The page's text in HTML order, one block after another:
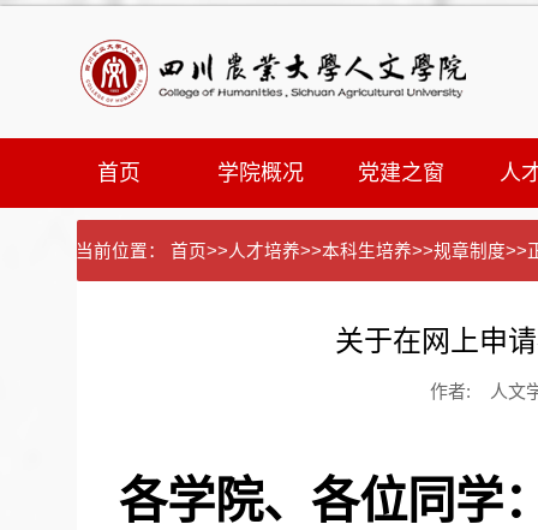
首页 学院概况 党建之窗 人
当前位置：首页>>人才培养>>本科生培养>>规章制度>>
关于在网上申
作者: 人文学
各学院、各位同学